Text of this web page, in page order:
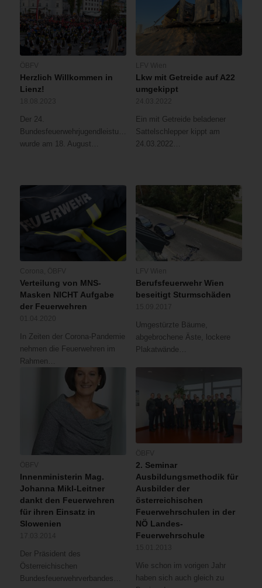
Herzlich Willkommen in
Lienz!
Der 24.
Bundesfeuerwehrjugendleistungsbewerb
wurde am 18. August…
Lkw mit Getreide auf A22
umgekippt
Ein mit Getreide beladener
Sattelschlepper kippt am
24.03.2022…
Verteilung von MNS-
Masken NICHT Aufgabe
der Feuerwehren
In Zeiten der Corona-Pandemie
nehmen die Feuerwehren im
Rahmen…
Berufsfeuerwehr Wien
beseitigt Sturmschäden
Umgestürzte Bäume,
abgebrochene Äste, lockere
Plakatwände…
Innenministerin Mag.
Johanna Mikl-Leitner
dankt den Feuerwehren
für ihren Einsatz in
Slowenien
Der Präsident des
Österreichischen
Bundesfeuerwehrverbandes…
2. Seminar
Ausbildungsmethodik für
Ausbilder der
österreichischen
Feuerwehrschulen in der
NÖ Landes-
Feuerwehrschule
Wie schon im vorigen Jahr
haben sich auch gleich zu